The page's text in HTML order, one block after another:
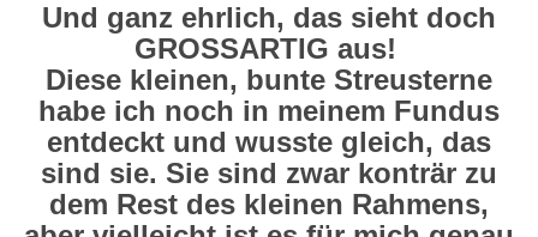
Und ganz ehrlich, das sieht doch
GROSSARTIG aus!
Diese kleinen, bunte Streusterne
habe ich noch in meinem Fundus
entdeckt und wusste gleich, das
sind sie. Sie sind zwar konträr zu
dem Rest des kleinen Rahmens,